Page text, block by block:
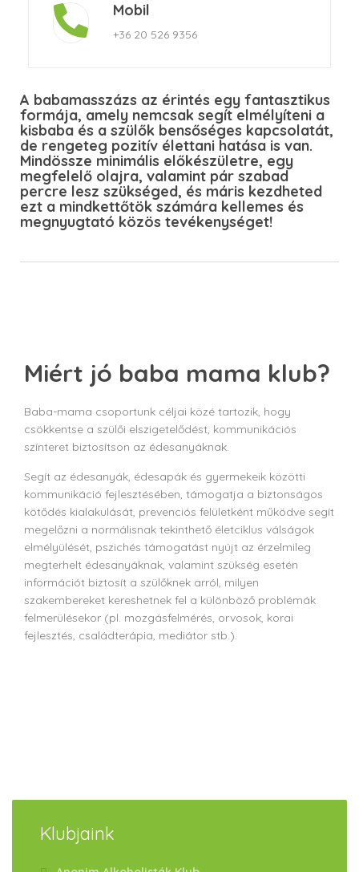
Mobil
+36 20 526 9356
A babamasszázs az érintés egy fantasztikus
formája, amely nemcsak segít elmélyíteni a
kisbaba és a szülők bensőséges kapcsolatát,
de rengeteg pozitív élettani hatása is van.
Mindössze minimális előkészületre, egy
megfelelő olajra, valamint pár szabad
percre lesz szükséged, és máris kezdheted
ezt a mindkettőtök számára kellemes és
megnyugtató közös tevékenységet!
Miért jó baba mama klub?
Baba-mama csoportunk céljai közé tartozik, hogy
csökkentse a szülői elszigetelődést, kommunikációs
színteret biztosítson az édesanyáknak.
Segít az édesanyák, édesapák és gyermekeik közötti
kommunikáció fejlesztésében, támogatja a biztonságos
kötődés kialakulását, prevenciós felületként működve segít
megelőzni a normálisnak tekinthető életciklus válságok
elmélyülését, pszichés támogatást nyújt az érzelmileg
megterhelt édesanyáknak, valamint szükség esetén
információt biztosít a szülőknek arról, milyen
szakembereket kereshetnek fel a különböző problémák
felmerülésekor (pl. mozgásfelmérés, orvosok, korai
fejlesztés, családterápia, mediátor stb.).
Klubjaink